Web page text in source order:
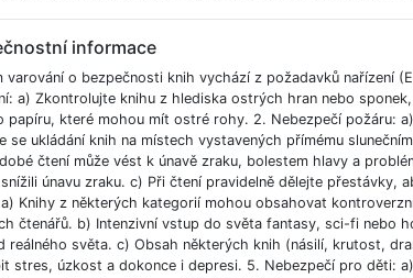
informace
varování o bezpečnosti knih vychází z požadavků nařízení
a) Zkontrolujte knihu z hlediska ostrých hran nebo
papíru, které mohou mít ostré rohy. 2. Nebezpečí požáru:
se ukládání knih na místech vystavených přímému
čtení může vést k únavě zraku, bolestem hlavy a
únavu zraku. c) Při čtení pravidelně dělejte přestávky,
Knihy z některých kategorií mohou obsahovat
čtenářů. b) Intenzivní vstup do světa fantasy, sci-fi nebo
reálného světa. c) Obsah některých knih (násilí, krutost,
stres, úzkost a dokonce i depresi. 5. Nebezpečí pro děti: